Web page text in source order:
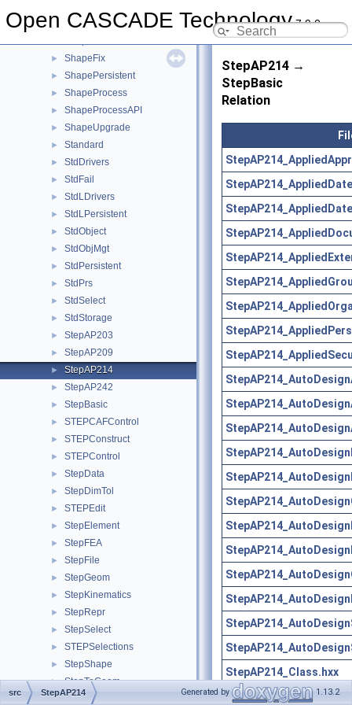
Open CASCADE Technology7.9.0
ShapeCustom
► ShapeFix
► ShapePersistent
► ShapeProcess
► ShapeProcessAPI
► ShapeUpgrade
► Standard
► StdDrivers
► StdFail
► StdLDrivers
► StdLPersistent
► StdObject
► StdObjMgt
► StdPersistent
► StdPrs
► StdSelect
► StdStorage
► StepAP203
► StepAP209
► StepAP214
► StepAP242
► StepBasic
► STEPCAFControl
► STEPConstruct
► STEPControl
► StepData
► StepDimTol
► STEPEdit
► StepElement
► StepFEA
► StepFile
► StepGeom
► StepKinematics
► StepRepr
► StepSelect
► STEPSelections
► StepShape
► StepToGeom
► StepToTopoDS
StepAP214 →
StepBasic
Relation
StepAP214_Class.hxx
src StepAP214 Generated by 1.13.2